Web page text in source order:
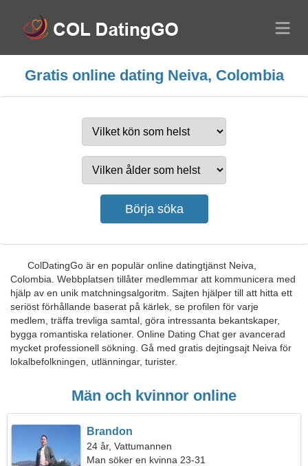
Gratis online dating Neiva, Colombia
ColDatingGo är en populär online datingtjänst Neiva,
Colombia. Webbplatsen tillåter medlemmar att kommunicera med
hjälp av en unik matchningsalgoritm. Sajten hjälper till att hitta ett
seriöst förhållande baserat på kärlek, se profilen för varje
medlem, träffa trevliga samtal, göra intressanta bekantskaper,
bygga romantiska relationer. Online Dating Chat ger avancerad
mycket professionell sökning. Gå med gratis dejtingsajt Neiva för
lokalbefolkningen, utlänningar, turister.
Män och kvinnor online
Brandon
24 år, Vattumannen
Man söker en kvinna 23-31